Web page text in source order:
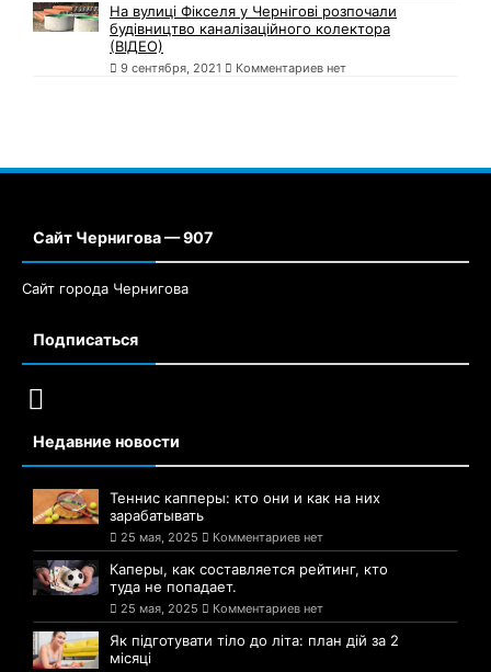
На вулиці Фікселя у Чернігові розпочали
будівництво каналізаційного колектора
(ВІДЕО)
9 сентября, 2021 Комментариев нет
Сайт Чернигова — 907
Сайт города Чернигова
Подписаться
Недавние новости
Теннис капперы: кто они и как на них
зарабатывать
25 мая, 2025 Комментариев нет
Каперы, как составляется рейтинг, кто
туда не попадает.
25 мая, 2025 Комментариев нет
Як підготувати тіло до літа: план дій за 2
місяці